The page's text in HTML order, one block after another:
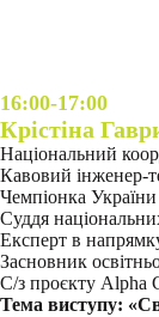
16:00-17:00
Крістіна
Національний
Кавовий інженер-
Чемпіонка
Суддя
Експерт в
Засновник
С/з проєкту Alpha
Тема виступу: